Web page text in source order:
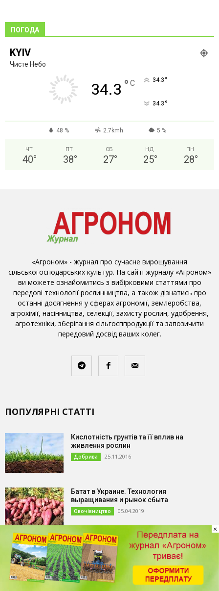
ПОГОДА
KYIV
Чисте Небо
34.3 ° C 34.3 °
34.3 °
48 % 2.7kmh 5 %
ЧТ
40°
ПТ
38°
СБ
27°
НД
25°
ПН
28°
«Агроном» - журнал про сучасне вирощування
сільськогосподарських культур. На сайті журналу «Агроном»
ви можете ознайомитись з вибірковими статтями про
передові технології рослинництва, а також дізнатись про
останні досягнення у сферах агрономії, землеробства,
агрохімії, насінництва, селекції, захисту рослин, удобрення,
агротехніки, зберігання сільгосппродукції та запозичити
передовий досвід ваших колег.
ПОПУЛЯРНІ СТАТТІ
Кислотність грунтів та її вплив на
живлення рослин
Добрива 25.11.2016
Батат в Украине. Технология
выращивания и рынок сбыта
Овочівництво 05.04.2019
Сучасна технологія вирощування гарбуза
на насіння
Овочівництво 21.05.2018
×